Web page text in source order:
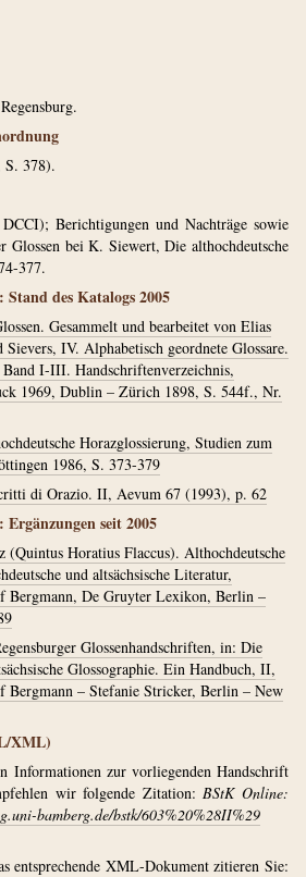
S. 378).
Berichtigungen und Nachträge sowie
Glossen bei K. Siewert, Die althochdeutsche
377.
des Katalogs 2005
Gesammelt und bearbeitet von Elias
IV. Alphabetisch geordnete Glossare.
Band I-III. Handschriftenverzeichnis,
1969, Dublin – Zürich 1898, S. 544f., Nr.
Horazglossierung, Studien zum
1986, S. 373-379
di Orazio. II, Aevum 67 (1993), p. 62
seit 2005
(Quintus Horatius Flaccus). Althochdeutsche
und altsächsische Literatur,
Bergmann, De Gruyter Lexikon, Berlin –
Glossenhandschriften, in: Die
Glossographie. Ein Handbuch, II,
Bergmann – Stefanie Stricker, Berlin – New
XML)
Informationen zur vorliegenden Handschrift
wir folgende Zitation:BStK Online:
bamberg.de/bstk/603%20%28II%29
entsprechende XML-Dokument zitieren Sie: